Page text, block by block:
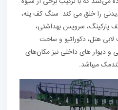
را خلق می کند. سنگ کف پله،
پارکینگ، سرویس بهداشتی،
هتل، دکوراتیو و ساخت
و دیوار های داخلی نیز مکان‌های
میباشد.